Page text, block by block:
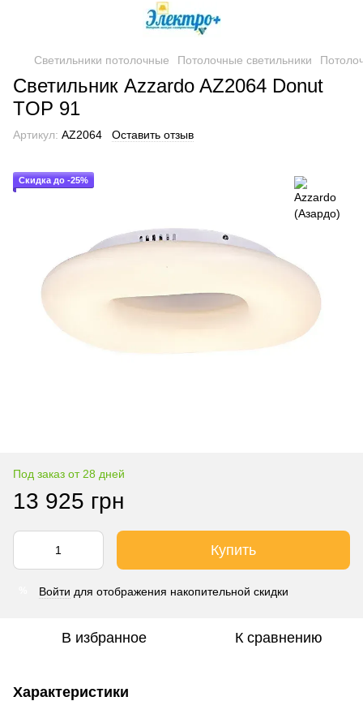
Светильники потолочные Потолочные светильники
Светильник Azzardo AZ2064 Donut
TOP 91
Артикул: AZ2064 Оставить отзыв
Скидка до -25%
Под заказ от 28 дней
13 925 грн
Купить
Войти для отображения накопительной скидки
В избранное К сравнению
Характеристики